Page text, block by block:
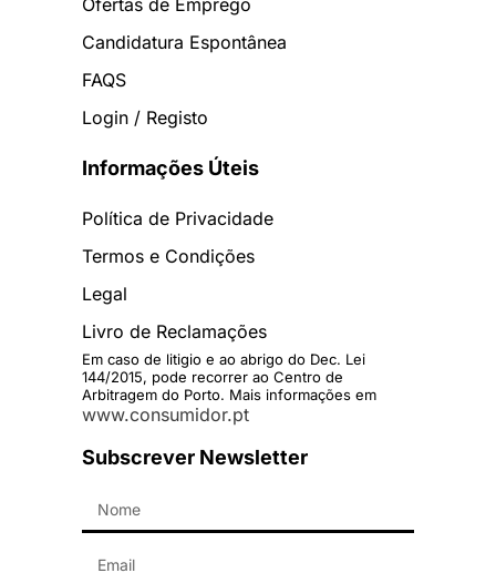
Ofertas de Emprego
Candidatura Espontânea
FAQS
Login / Registo
Informações Úteis
Política de Privacidade
Termos e Condições
Legal
Livro de Reclamações
Em caso de litigio e ao abrigo do Dec. Lei
144/2015, pode recorrer ao Centro de
Arbitragem do Porto. Mais informações em
www.consumidor.pt
Subscrever Newsletter